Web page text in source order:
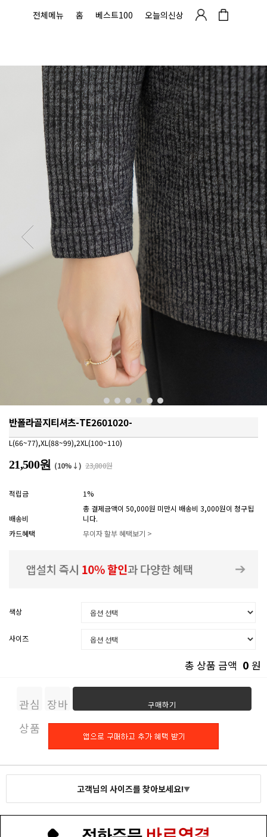
전체메뉴 홈 베스트100 오늘의신상
반폴라골지티셔츠-TE2601020-
L(66~77),XL(88~99),2XL(100~110)
21,500원 (10%↓) 23,800원
적립금 1%
배송비
총 결제금액이 50,000원 미만시 배송비 3,000원이 청구됩
니다.
카드혜택
무이자 할부 혜택보기 >
색상
사이즈
총 상품 금액 0 원
관심
상품
장바
구니
구매하기
고객님의 사이즈를 찾아보세요!▼